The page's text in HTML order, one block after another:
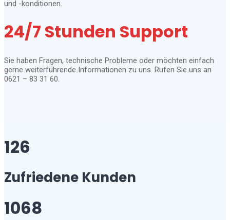
und -konditionen.
24/7 Stunden Support
Sie haben Fragen, technische Probleme oder möchten einfach
gerne weiterführende Informationen zu uns. Rufen Sie uns an
0621 – 83 31 60.
126
Zufriedene Kunden
1068